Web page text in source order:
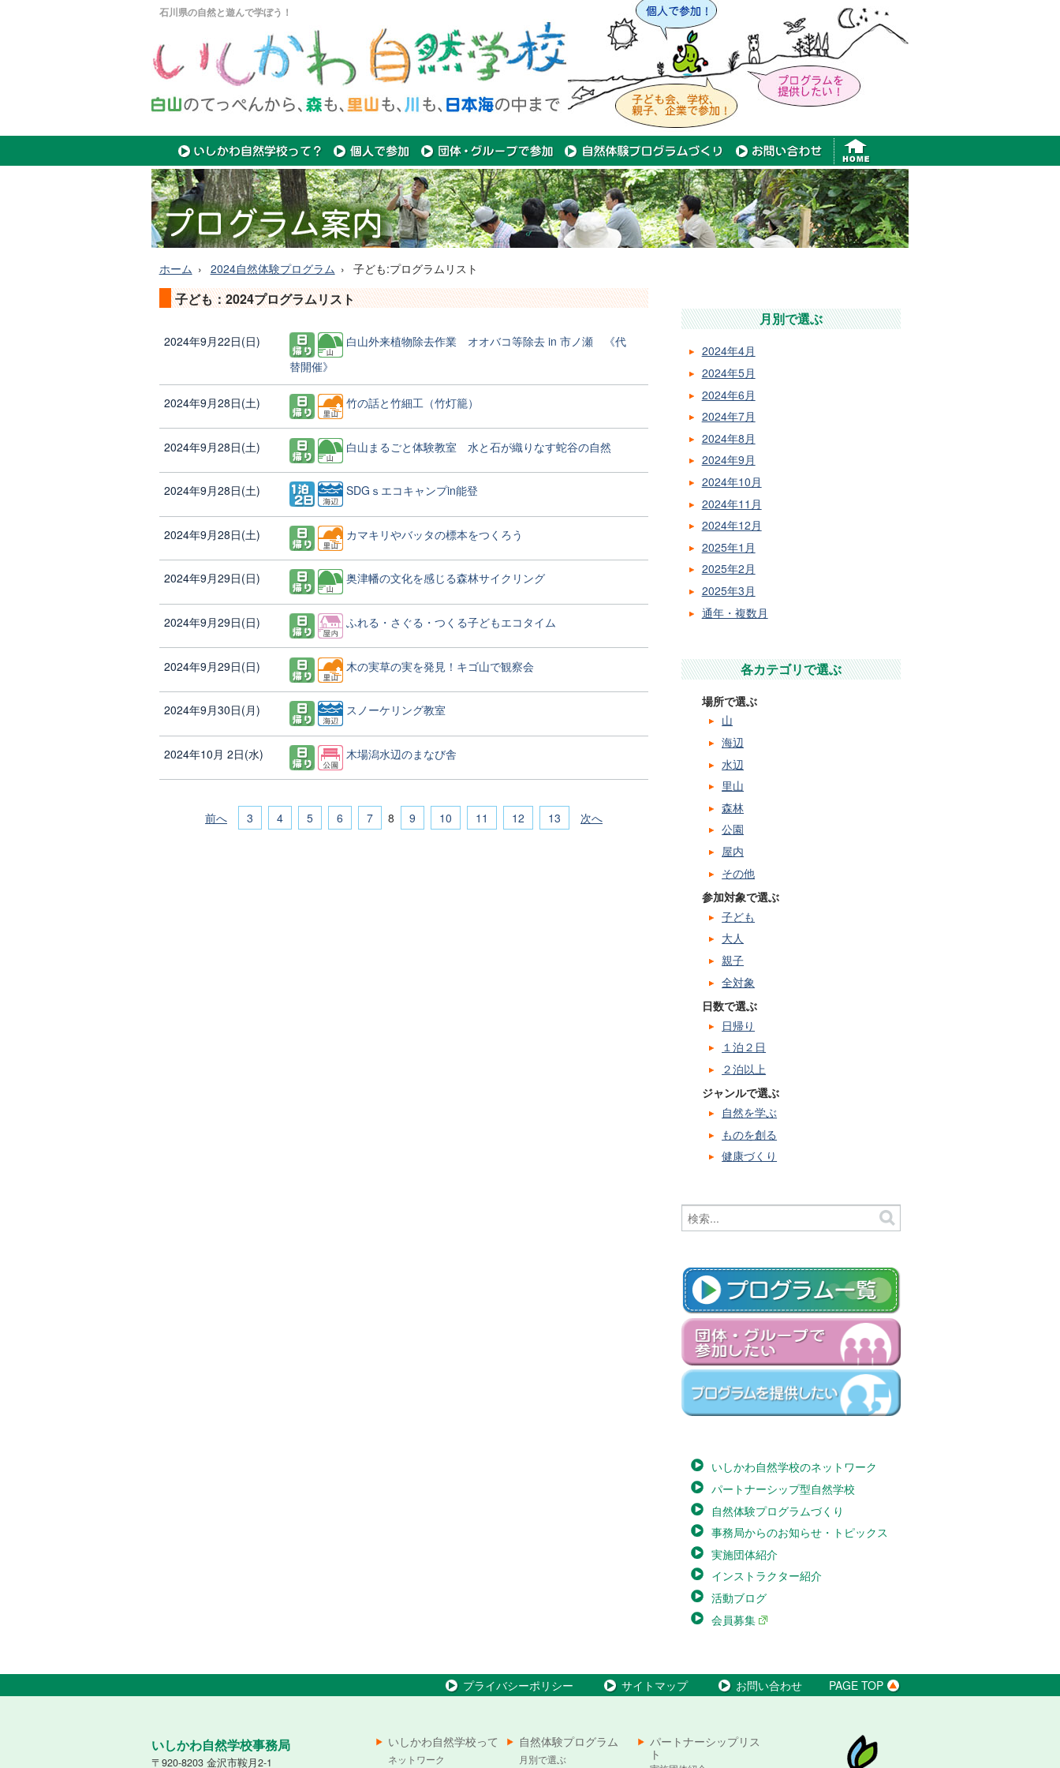
石川県の自然と遊んで学ぼう！
ホーム 2024自然体験プログラム 子ども:プログラムリスト
子ども：2024プログラムリスト
2024年9月22日(日)
白山外来植物除去作業 オオバコ等除去 in 市ノ瀬 《代
替開催》
2024年9月28日(土) 竹の話と竹細工（竹灯籠）
2024年9月28日(土) 白山まるごと体験教室 水と石が織りなす蛇谷の自然
2024年9月28日(土) SDGｓエコキャンプin能登
2024年9月28日(土) カマキリやバッタの標本をつくろう
2024年9月29日(日) 奥津幡の文化を感じる森林サイクリング
2024年9月29日(日) ふれる・さぐる・つくる子どもエコタイム
2024年9月29日(日) 木の実草の実を発見！キゴ山で観察会
2024年9月30日(月) スノーケリング教室
2024年10月 2日(水) 木場潟水辺のまなび舎
前へ 3 4 5 6 7 8 9 10 11 12 13 次へ
月別で選ぶ
2024年4月
2024年5月
2024年6月
2024年7月
2024年8月
2024年9月
2024年10月
2024年11月
2024年12月
2025年1月
2025年2月
2025年3月
通年・複数月
各カテゴリで選ぶ
場所で選ぶ
山
海辺
水辺
里山
森林
公園
屋内
その他
参加対象で選ぶ
子ども
大人
親子
全対象
日数で選ぶ
日帰り
１泊２日
２泊以上
ジャンルで選ぶ
自然を学ぶ
ものを創る
健康づくり
いしかわ自然学校のネットワーク
パートナーシップ型自然学校
自然体験プログラムづくり
事務局からのお知らせ・トピックス
実施団体紹介
インストラクター紹介
活動ブログ
会員募集
プライバシーポリシー サイトマップ お問い合わせ PAGE TOP
いしかわ自然学校事務局
〒920-8203 金沢市鞍月2-1
いしかわ自然学校って
ネットワーク
自然体験プログラム
月別で選ぶ
パートナーシップリス
ト